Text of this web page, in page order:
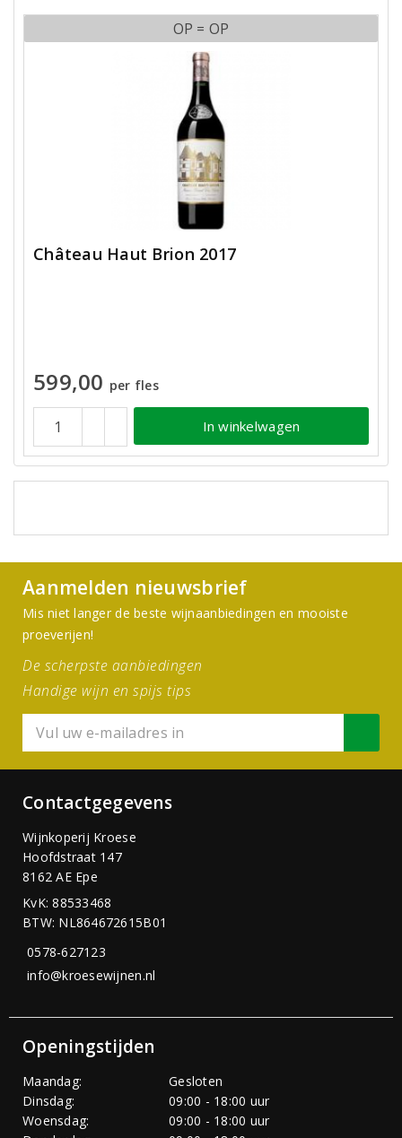
OP = OP
Château Haut Brion 2017
599,00 per fles
In winkelwagen
Aanmelden nieuwsbrief
Mis niet langer de beste wijnaanbiedingen en mooiste
proeverijen!
De scherpste aanbiedingen
Handige wijn en spijs tips
Contactgegevens
Wijnkoperij Kroese
Hoofdstraat 147
8162 AE Epe
KvK: 88533468
BTW: NL864672615B01
0578-627123
info@kroesewijnen.nl
Openingstijden
Maandag:
Gesloten
Dinsdag:
09:00 - 18:00 uur
Woensdag:
09:00 - 18:00 uur